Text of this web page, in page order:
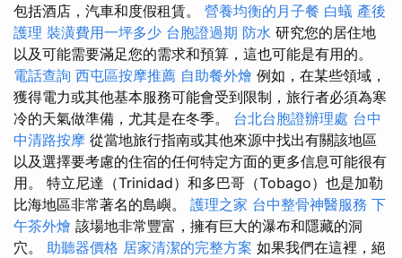
包括酒店，汽車和度假租賃。 營養均衡的月子餐 白蟻 產後
護理 裝潢費用一坪多少 台胞證過期 防水 研究您的居住地
以及可能需要滿足您的需求和預算，這也可能是有用的。
電話查詢 西屯區按摩推薦 自助餐外燴 例如，在某些領域，
獲得電力或其他基本服務可能會受到限制，旅行者必須為寒
冷的天氣做準備，尤其是在冬季。 台北台胞證辦理處 台中
中清路按摩 從當地旅行指南或其他來源中找出有關該地區
以及選擇要考慮的住宿的任何特定方面的更多信息可能很有
用。 特立尼達（Trinidad）和多巴哥（Tobago）也是加勒
比海地區非常著名的島嶼。 護理之家 台中整骨神醫服務 下
午茶外燴 該場地非常豐富，擁有巨大的瀑布和隱藏的洞
穴。 助聽器價格 居家清潔的完整方案 如果我們在這裡，絕